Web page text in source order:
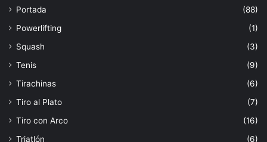
Portada
(88)
Powerlifting
(1)
Squash
(3)
Tenis
(9)
Tirachinas
(6)
Tiro al Plato
(7)
Tiro con Arco
(16)
Triatlón
(6)